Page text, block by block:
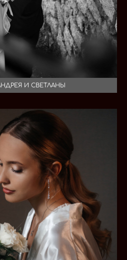
И СВЕТЛАНЫ